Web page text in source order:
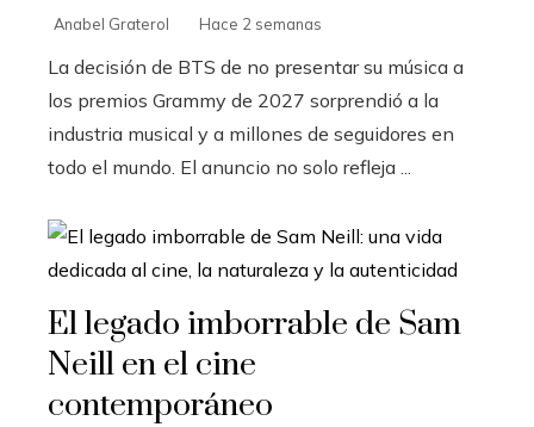
Anabel Graterol Hace 2 semanas
La decisión de BTS de no presentar su música a
los premios Grammy de 2027 sorprendió a la
industria musical y a millones de seguidores en
todo el mundo. El anuncio no solo refleja ...
El legado imborrable de Sam
Neill en el cine
contemporáneo